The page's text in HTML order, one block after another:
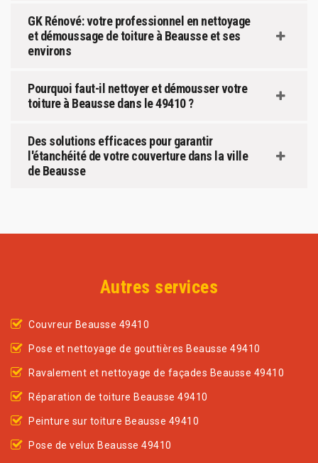
GK Rénové: votre professionnel en nettoyage
et démoussage de toiture à Beausse et ses
environs
Pourquoi faut-il nettoyer et démousser votre
toiture à Beausse dans le 49410 ?
Des solutions efficaces pour garantir
l'étanchéité de votre couverture dans la ville
de Beausse
Autres services
Couvreur Beausse 49410
Pose et nettoyage de gouttières Beausse 49410
Ravalement et nettoyage de façades Beausse 49410
Réparation de toiture Beausse 49410
Peinture sur toiture Beausse 49410
Pose de velux Beausse 49410